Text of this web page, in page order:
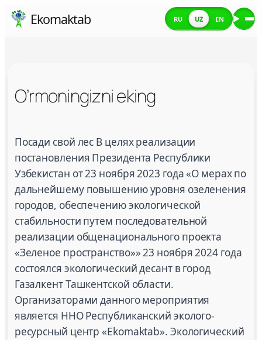
Skip Ekomaktab RU UZ EN
O’rmoningizni eking
Посади свой лес В целях реализации
постановления Президента Республики
Узбекистан от 23 ноября 2023 года «О мерах по
дальнейшему повышению уровня озеленения
городов, обеспечению экологической
стабильности путем последовательной
реализации общенационального проекта
«Зеленое пространство»» 23 ноября 2024 года
состоялся экологический десант в город
Газалкент Ташкентской области.
Организаторами данного мероприятия
является ННО Республиканский эколого-
ресурсный центр «Ekomaktab». Экологический